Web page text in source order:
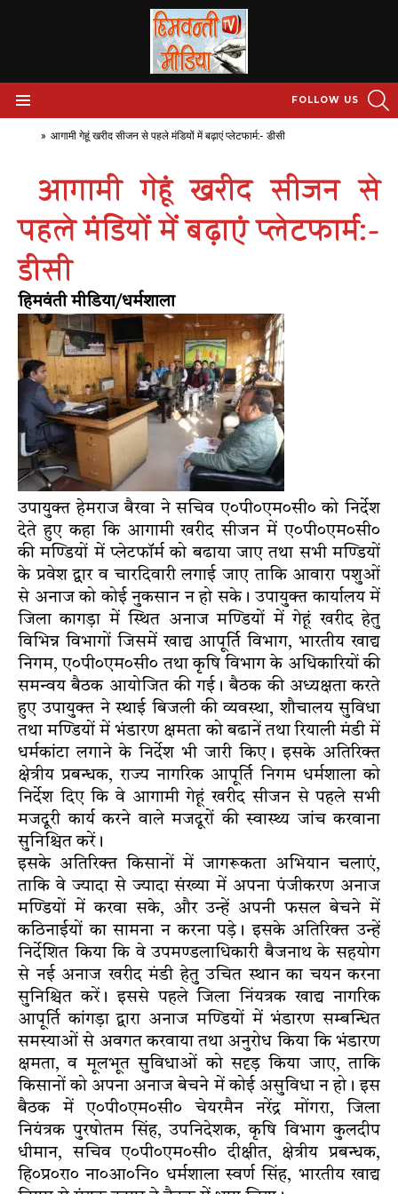
FOLLOW US
» आगामी गेहूं खरीद सीजन से पहले मंडियों में बढ़ाएं प्लेटफार्म:- डीसी
आगामी गेहूं खरीद सीजन से
पहले मंडियों में बढ़ाएं प्लेटफार्म:-
डीसी
हिमवंती मीडिया/धर्मशाला
उपायुक्त हेमराज बैरवा ने सचिव ए०पी०एम०सी० को निर्देश
देते हुए कहा कि आगामी खरीद सीजन में ए०पी०एम०सी०
की मण्डियों में प्लेटफॉर्म को बढाया जाए तथा सभी मण्डियों
के प्रवेश द्वार व चारदिवारी लगाई जाए ताकि आवारा पशुओं
से अनाज को कोई नुकसान न हो सके। उपायुक्त कार्यालय में
जिला कागड़ा में स्थित अनाज मण्डियों में गेहूं खरीद हेतु
विभिन्न विभागों जिसमें खाद्य आपूर्ति विभाग, भारतीय खाद्य
निगम, ए०पी०एम०सी० तथा कृषि विभाग के अधिकारियों की
समन्वय बैठक आयोजित की गई। बैठक की अध्यक्षता करते
हुए उपायुक्त ने स्थाई बिजली की व्यवस्था, शौचालय सुविधा
तथा मण्डियों में भंडारण क्षमता को बढानें तथा रियाली मंडी में
धर्मकांटा लगाने के निर्देश भी जारी किए। इसके अतिरिक्त
क्षेत्रीय प्रबन्धक, राज्य नागरिक आपूर्ति निगम धर्मशाला को
निर्देश दिए कि वे आगामी गेहूं खरीद सीजन से पहले सभी
मजदूरी कार्य करने वाले मजदूरों की स्वास्थ्य जांच करवाना
सुनिश्चित करें।
इसके अतिरिक्त किसानों में जागरूकता अभियान चलाएं,
ताकि वे ज्यादा से ज्यादा संख्या में अपना पंजीकरण अनाज
मण्डियों में करवा सके, और उन्हें अपनी फसल बेचने में
कठिनाईयों का सामना न करना पड़े। इसके अतिरिक्त उन्हें
निर्देशित किया कि वे उपमण्डलाधिकारी बैजनाथ के सहयोग
से नई अनाज खरीद मंडी हेतु उचित स्थान का चयन करना
सुनिश्चित करें। इससे पहले जिला निंयत्रक खाद्य नागरिक
आपूर्ति कांगड़ा द्वारा अनाज मण्डियों में भंडारण सम्बन्धित
समस्याओं से अवगत करवाया तथा अनुरोध किया कि भंडारण
क्षमता, व मूलभूत सुविधाओं को सदृड़ किया जाए, ताकि
किसानों को अपना अनाज बेचने में कोई असुविधा न हो। इस
बैठक में ए०पी०एम०सी० चेयरमैन नरेंद्र मोंगरा, जिला
नियंत्रक पुरषोतम सिंह, उपनिदेशक, कृषि विभाग कुलदीप
धीमान, सचिव ए०पी०एम०सी० दीक्षीत, क्षेत्रीय प्रबन्धक,
हि०प्र०रा० ना०आ०नि० धर्मशाला स्वर्ण सिंह, भारतीय खाद्य